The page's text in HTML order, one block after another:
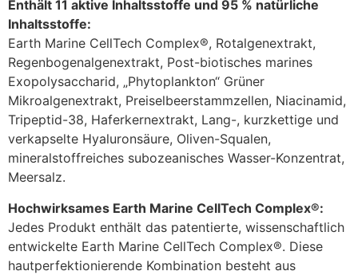
Enthält 11 aktive Inhaltsstoffe und 95 % natürliche
Inhaltsstoffe:
Earth Marine CellTech Complex®, Rotalgenextrakt,
Regenbogenalgenextrakt, Post-biotisches marines
Exopolysaccharid, „Phytoplankton“ Grüner
Mikroalgenextrakt, Preiselbeerstammzellen, Niacinamid,
Tripeptid-38, Haferkernextrakt, Lang-, kurzkettige und
verkapselte Hyaluronsäure, Oliven-Squalen,
mineralstoffreiches subozeanisches Wasser-Konzentrat,
Meersalz.
Hochwirksames Earth Marine CellTech Complex®:
Jedes Produkt enthält das patentierte, wissenschaftlich
entwickelte Earth Marine CellTech Complex®. Diese
hautperfektionierende Kombination besteht aus